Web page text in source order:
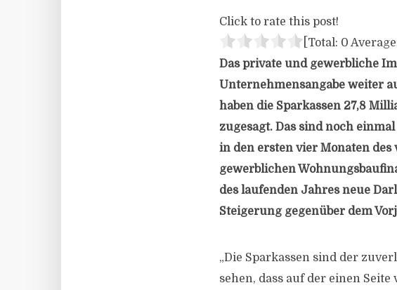
Click to rate this post!
[Total: 0
Das private und gewerbliche
Unternehmensangabe weiter
haben die Sparkassen 27,8
zugesagt. Das sind noch
in den ersten vier Monaten
gewerblichen
des laufenden Jahres neue
Steigerung gegenüber dem
„Die Sparkassen sind der
sehen, dass auf der einen